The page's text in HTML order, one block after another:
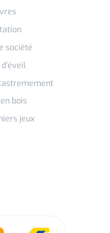
société
bois
jeux